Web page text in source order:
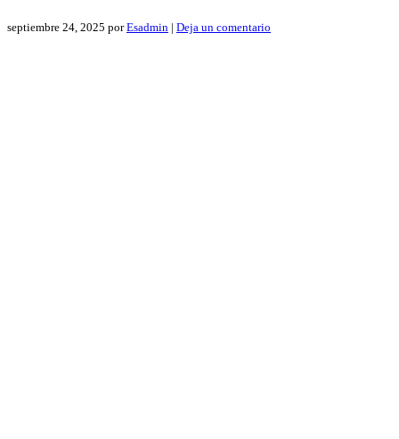
septiembre 24, 2025 porEsadmin | Deja un comentario